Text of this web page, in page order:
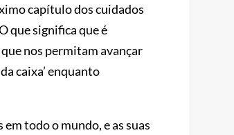
capítulo dos cuidados
que significa que é
nos permitam avançar
caixa’ enquanto
todo o mundo, e as suas